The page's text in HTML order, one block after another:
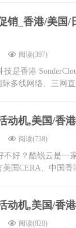
销_香港/美
阅读(397)
是香港
际多线网络、三网
动机,美国/香
阅读(738)
不好？酷锐云是一
国CERA、中国
动机,美国/香
阅读(820)